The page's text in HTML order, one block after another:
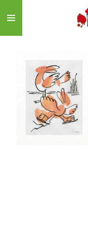
direct
naar
hoofdinhoud